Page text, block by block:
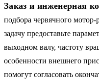
Заказ и инженерная
подбора червячного
задачу предоставьте
выходном валу, частоту
особенности внешнего
помогут согласовать